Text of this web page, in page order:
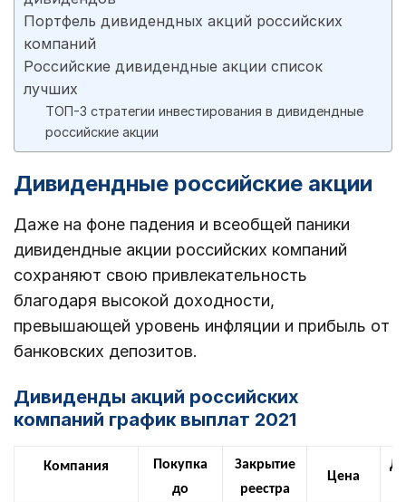
Портфель дивидендных акций российских
компаний
Российские дивидендные акции список
лучших
ТОП-3 стратегии инвестирования в дивидендные
российские акции
Дивидендные российские акции
Даже на фоне падения и всеобщей паники
дивидендные акции российских компаний
сохраняют свою привлекательность
благодаря высокой доходности,
превышающей уровень инфляции и прибыль от
банковских депозитов.
Дивиденды акций российских
компаний график выплат 2021
Компания
Покупка
до
Закрытие
реестра
Цена